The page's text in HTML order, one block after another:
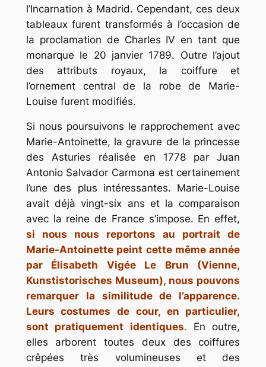
l’Incarnation à Madrid. Cependant, ces deux
tableaux furent transformés à l’occasion de
la proclamation de Charles IV en tant que
monarque le 20 janvier 1789. Outre l’ajout
des attributs royaux, la coiffure et
l’ornement central de la robe de Marie-
Louise furent modifiés.
Si nous poursuivons le rapprochement avec
Marie-Antoinette, la gravure de la princesse
des Asturies réalisée en 1778 par Juan
Antonio Salvador Carmona est certainement
l’une des plus intéressantes. Marie-Louise
avait déjà vingt-six ans et la comparaison
avec la reine de France s’impose. En effet,
si nous nous reportons au portrait de
Marie-Antoinette peint cette même année
par Élisabeth Vigée Le Brun (Vienne,
Kunstistorisches Museum), nous pouvons
remarquer la similitude de l’apparence.
Leurs costumes de cour, en particulier,
sont pratiquement identiques. En outre,
elles arborent toutes deux des coiffures
crêpées très volumineuses et des